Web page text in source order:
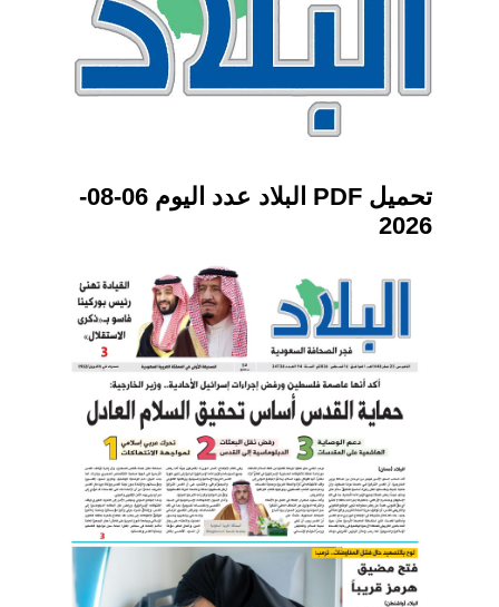
تحميل PDF البلاد عدد اليوم 06-08-
2026